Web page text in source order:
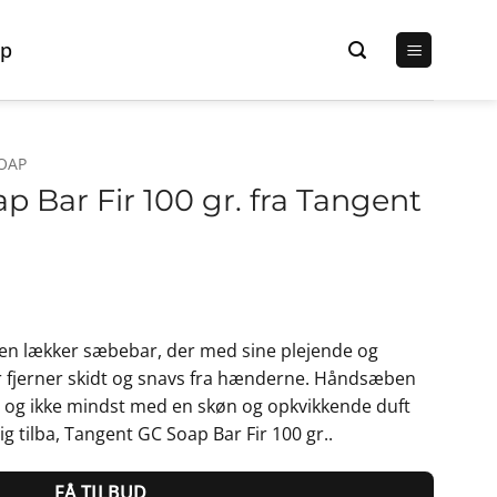
Bar Fir 100 gr. fra Tangent
kr..
lækker sæbebar, der med sine plejende og
fjerner skidt og snavs fra hænderne. Håndsæben
ikke mindst med en skøn og opkvikkende duft
tilba, Tangent GC Soap Bar Fir 100 gr..
FÅ TILBUD